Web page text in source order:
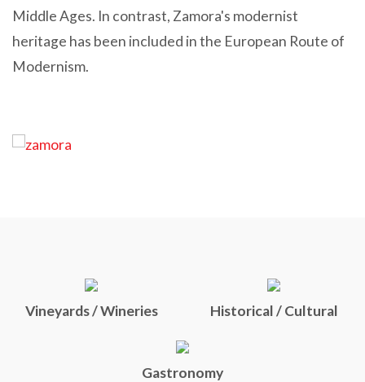
Middle Ages. In contrast, Zamora's modernist
heritage has been included in the European Route of
Modernism.
Vineyards / Wineries Historical / Cultural
Gastronomy